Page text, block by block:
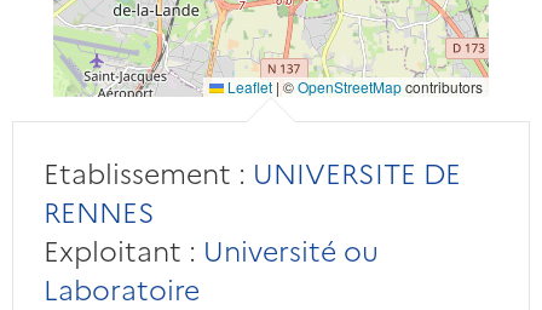
Leaflet | ©OpenStreetMapcontributors
Etablissement : UNIVERSITE DE
RENNES
Exploitant : Université ou
Laboratoire